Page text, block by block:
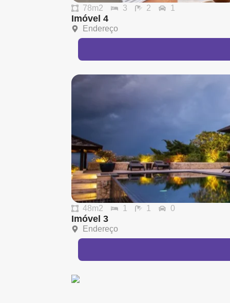
78m2 3 2 1
Imóvel 4
Endereço
48m2 1 1 0
Imóvel 3
Endereço